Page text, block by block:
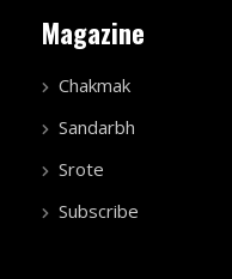
Magazine
Chakmak
Sandarbh
Srote
Subscribe